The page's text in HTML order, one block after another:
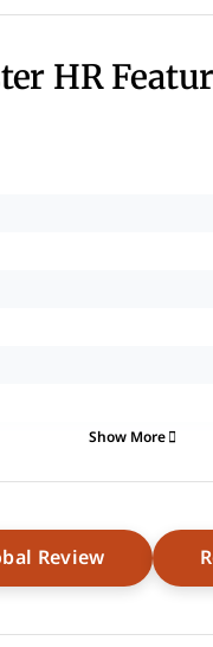
HR
Show More
ReviewOpens